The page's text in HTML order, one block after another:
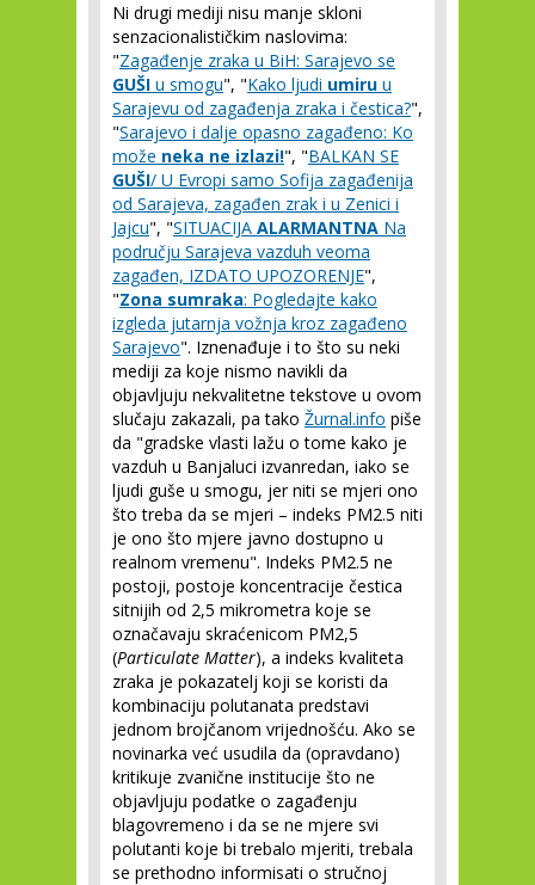
Ni drugi mediji nisu manje skloni
senzacionalističkim naslovima:
"Zagađenje zraka u BiH: Sarajevo se
GUŠI u smogu", "Kako ljudi umiru u
Sarajevu od zagađenja zraka i čestica?",
"Sarajevo i dalje opasno zagađeno: Ko
može neka ne izlazi!", "BALKAN SE
GUŠI/ U Evropi samo Sofija zagađenija
od Sarajeva, zagađen zrak i u Zenici i
Jajcu", "SITUACIJA ALARMANTNA Na
području Sarajeva vazduh veoma
zagađen, IZDATO UPOZORENJE",
"Zona sumraka: Pogledajte kako
izgleda jutarnja vožnja kroz zagađeno
Sarajevo". Iznenađuje i to što su neki
mediji za koje nismo navikli da
objavljuju nekvalitetne tekstove u ovom
slučaju zakazali, pa tako Žurnal.info piše
da "gradske vlasti lažu o tome kako je
vazduh u Banjaluci izvanredan, iako se
ljudi guše u smogu, jer niti se mjeri ono
što treba da se mjeri – indeks PM2.5 niti
je ono što mjere javno dostupno u
realnom vremenu". Indeks PM2.5 ne
postoji, postoje koncentracije čestica
sitnijih od 2,5 mikrometra koje se
označavaju skraćenicom PM2,5
(Particulate Matter), a indeks kvaliteta
zraka je pokazatelj koji se koristi da
kombinaciju polutanata predstavi
jednom brojčanom vrijednošću. Ako se
novinarka već usudila da (opravdano)
kritikuje zvanične institucije što ne
objavljuju podatke o zagađenju
blagovremeno i da se ne mjere svi
polutanti koje bi trebalo mjeriti, trebala
se prethodno informisati o stručnoj